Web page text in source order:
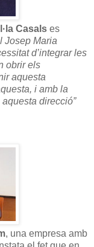
Casals es
Josep Maria
d’integrar les
obrir els
aquesta
i amb la
direcció”
, una empresa amb